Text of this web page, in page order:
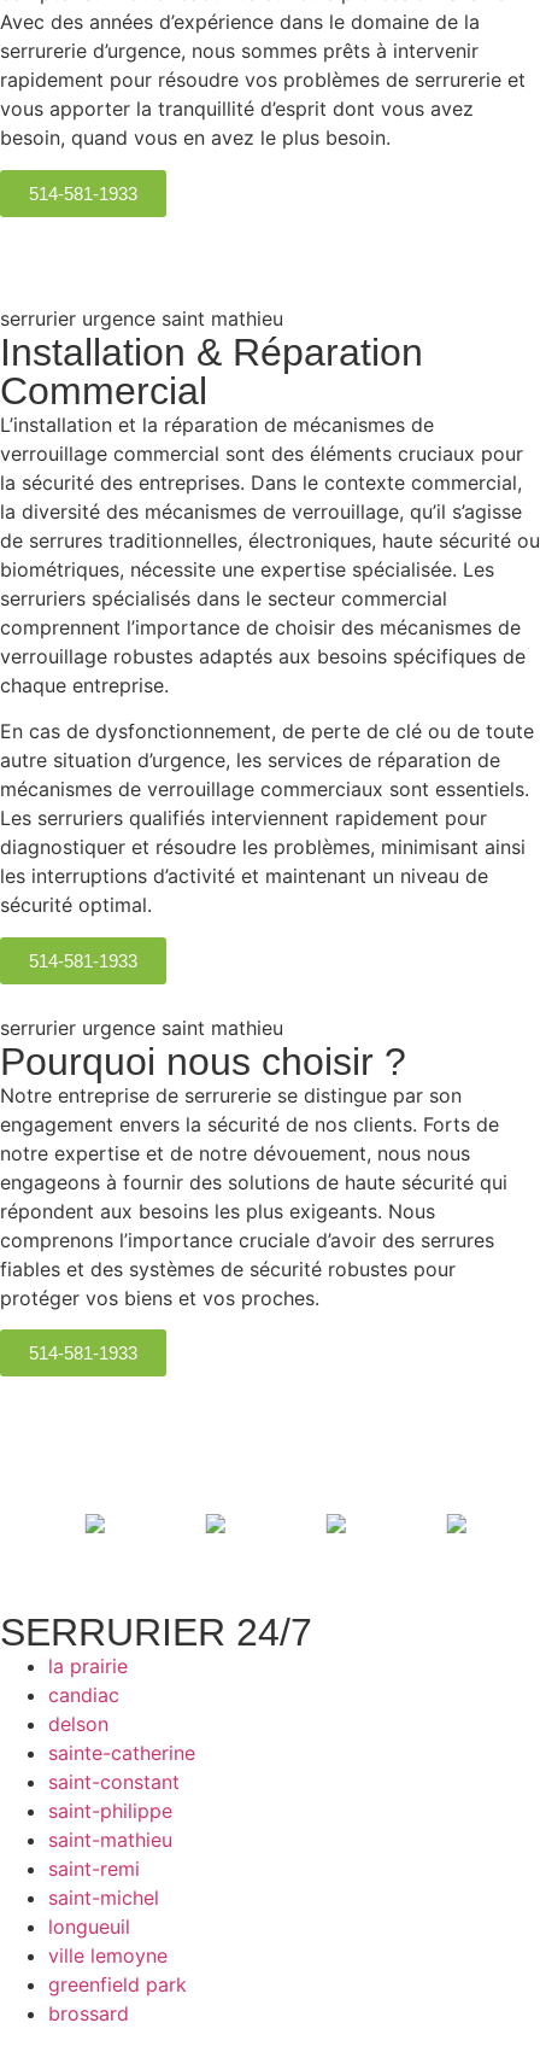
Avec des années d’expérience dans le domaine de la
serrurerie d’urgence, nous sommes prêts à intervenir
rapidement pour résoudre vos problèmes de serrurerie et
vous apporter la tranquillité d’esprit dont vous avez
besoin, quand vous en avez le plus besoin.
514-581-1933
serrurier urgence saint mathieu
Installation & Réparation
Commercial
L’installation et la réparation de mécanismes de
verrouillage commercial sont des éléments cruciaux pour
la sécurité des entreprises. Dans le contexte commercial,
la diversité des mécanismes de verrouillage, qu’il s’agisse
de serrures traditionnelles, électroniques, haute sécurité ou
biométriques, nécessite une expertise spécialisée. Les
serruriers spécialisés dans le secteur commercial
comprennent l’importance de choisir des mécanismes de
verrouillage robustes adaptés aux besoins spécifiques de
chaque entreprise.
En cas de dysfonctionnement, de perte de clé ou de toute
autre situation d’urgence, les services de réparation de
mécanismes de verrouillage commerciaux sont essentiels.
Les serruriers qualifiés interviennent rapidement pour
diagnostiquer et résoudre les problèmes, minimisant ainsi
les interruptions d’activité et maintenant un niveau de
sécurité optimal.
514-581-1933
serrurier urgence saint mathieu
Pourquoi nous choisir ?
Notre entreprise de serrurerie se distingue par son
engagement envers la sécurité de nos clients. Forts de
notre expertise et de notre dévouement, nous nous
engageons à fournir des solutions de haute sécurité qui
répondent aux besoins les plus exigeants. Nous
comprenons l’importance cruciale d’avoir des serrures
fiables et des systèmes de sécurité robustes pour
protéger vos biens et vos proches.
514-581-1933
SERRURIER 24/7
la prairie
candiac
delson
sainte-catherine
saint-constant
saint-philippe
saint-mathieu
saint-remi
saint-michel
longueuil
ville lemoyne
greenfield park
brossard